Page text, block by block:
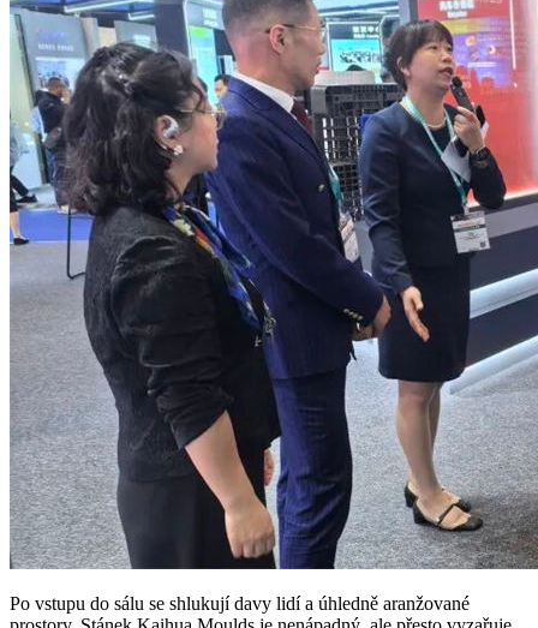
Po vstupu do sálu se shlukují davy lidí a úhledně aranžované